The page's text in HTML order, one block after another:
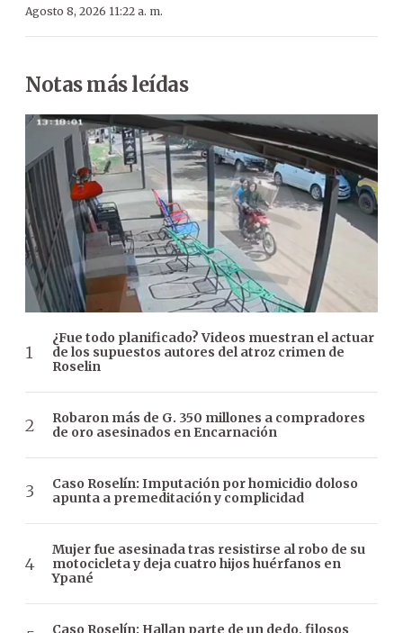
Agosto 8, 2026 11:22 a. m.
Notas más leídas
¿Fue todo planificado? Videos muestran el actuar
de los supuestos autores del atroz crimen de
Roselin
Robaron más de G. 350 millones a compradores
de oro asesinados en Encarnación
Caso Roselín: Imputación por homicidio doloso
apunta a premeditación y complicidad
Mujer fue asesinada tras resistirse al robo de su
motocicleta y deja cuatro hijos huérfanos en
Ypané
Caso Roselín: Hallan parte de un dedo, filosos